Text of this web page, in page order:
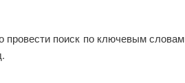
провести поиск по ключевым словам